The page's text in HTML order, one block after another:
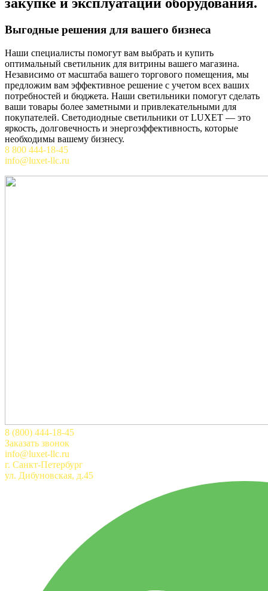
Выгодные решения для вашего бизнеса
Наши специалисты помогут вам выбрать и купить
оптимальный светильник для витрины вашего магазина.
Независимо от масштаба вашего торгового помещения, мы
предложим вам эффективное решение с учетом всех ваших
потребностей и бюджета. Наши светильники помогут сделать
ваши товары более заметными и привлекательными для
покупателей. Светодиодные светильники от LUXET — это
яркость, долговечность и энергоэффективность, которые
необходимы вашему бизнесу.
8 800 444-18-45
info@luxet-llc.ru
8 (800) 444-18-45
Заказать звонок
info@luxet-llc.ru
г. Санкт-Петербург
ул. Дибуновская, д.45